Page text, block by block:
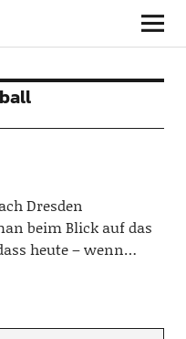
Dresden
beim Blick auf das
heute – wenn…